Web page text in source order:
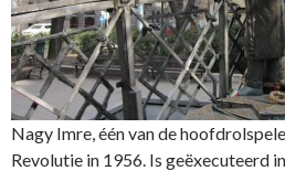
Nagy Imre, één van de
Revolutie in 1956. Is geëxecuteerd